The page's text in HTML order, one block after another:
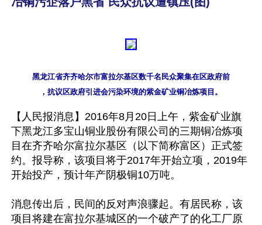
黑龙江省齐齐哈尔市富拉尔基区数千名民众聚集在区政府前
【人民报消息】2016年8月20日上午，紫金矿业旗
下黑龙江多宝山铜业股份有限公司的三期铜冶炼项
目在齐齐哈尔富拉尔基区（以下简称富区）正式签
约。报导称，该项目将于2017年开始立项，2019年
开始投产，预计年产阴极铜10万吨。
消息传出后，民间的反对声浪骤起。有居民称，该
项目将建在富拉尔基城区的一个破产了的化工厂原